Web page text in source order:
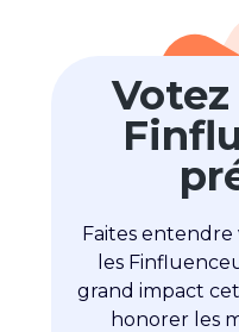
Faites entendre
les
grand impact
honorer les